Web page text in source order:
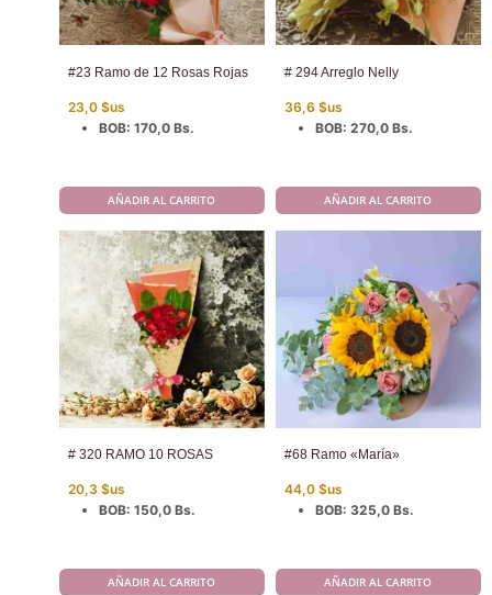
#23 Ramo de 12 Rosas Rojas
23,0 $us
BOB: 170,0 Bs.
AÑADIR AL CARRITO
# 294 Arreglo Nelly
36,6 $us
BOB: 270,0 Bs.
AÑADIR AL CARRITO
# 320 RAMO 10 ROSAS
20,3 $us
BOB: 150,0 Bs.
AÑADIR AL CARRITO
#68 Ramo «María»
44,0 $us
BOB: 325,0 Bs.
AÑADIR AL CARRITO